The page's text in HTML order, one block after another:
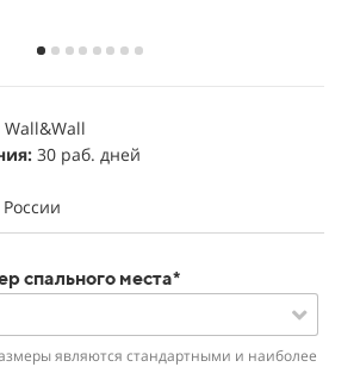
Wall&Wall
30 раб. дней
спального места*
являются стандартными и наиболее